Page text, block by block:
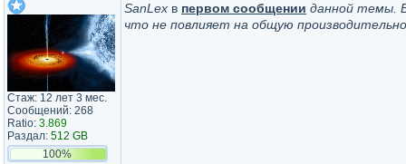
Стаж: 12 лет 3 мес.
Сообщений: 268
Ratio: 3.869
Раздал: 512 GB
100%
SanLex в первом сообщении данной темы.
что не повлияет на общую